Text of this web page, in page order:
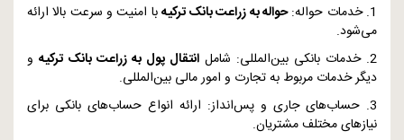
1. خدمات حواله:
حواله به زراعت بانک ترکیهبا امنیت و سرعت بالا ارائه
می‌شود.
2. خدمات بانکی بین‌المللی: شامل
انتقال پول به زراعت بانک ترکیه و
دیگر خدمات مربوط به تجارت و امور مالی بین‌المللی.
3. حساب‌های جاری و پس‌انداز: ارائه انواع حساب‌های بانکی برای
نیازهای مختلف مشتریان.